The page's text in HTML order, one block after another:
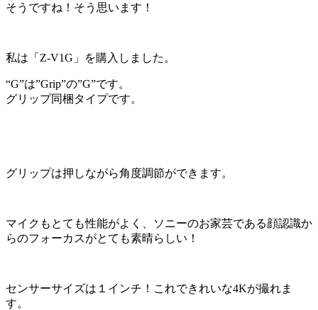
そうですね！そう思います！
私は「Z-V1G」を購入しました。
“G”は”Grip”の”G”です。
グリップ同梱タイプです。
グリップは押しながら角度調節ができます。
マイクもとても性能がよく、ソニーのお家芸である顔認識か
らのフォーカスがとても素晴らしい！
センサーサイズは１インチ！これできれいな4Kが撮れま
す。